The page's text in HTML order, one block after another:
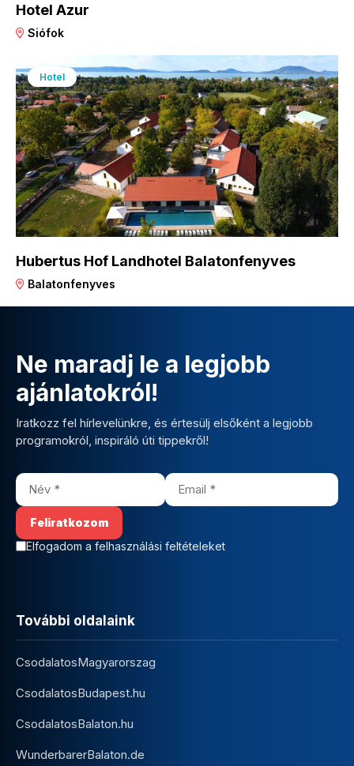
Hotel Azur
Siófok
Hotel
Hubertus Hof Landhotel Balatonfenyves
Balatonfenyves
Ne maradj le a legjobb
ajánlatokról!
Iratkozz fel hírlevelünkre, és értesülj elsőként a legjobb
programokról, inspiráló úti tippekről!
Elfogadom a felhasználási feltételeket
További oldalaink
CsodalatosMagyarorszag
CsodalatosBudapest.hu
CsodalatosBalaton.hu
WunderbarerBalaton.de